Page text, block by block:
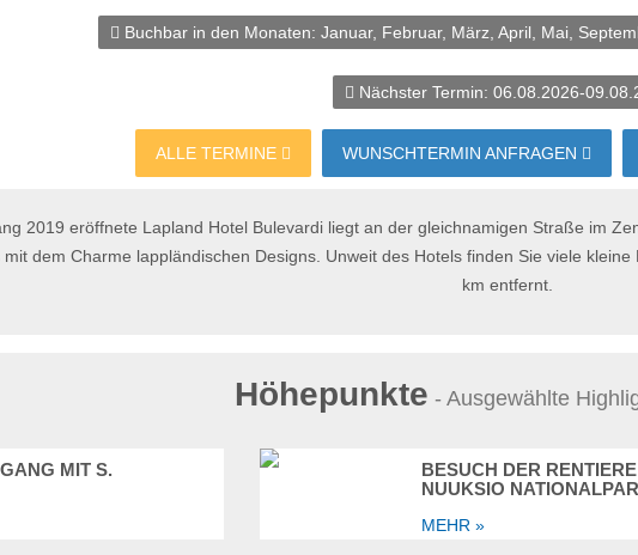
Buchbar in den Monaten: Januar, Februar, März, April, Mai,
Nächster Termin: 06.08.2026-
ALLE TERMINE WUNSCHTERMIN ANFRAGEN
2019 eröffnete Lapland Hotel Bulevardi liegt an der gleichnamigen Straße im
mit dem Charme lappländischen Designs. Unweit des Hotels finden Sie viele
km entfernt.
Höhepunkte - Ausgewählte
MIT S.
BESUCH DER
NUUKSIO
MEHR »